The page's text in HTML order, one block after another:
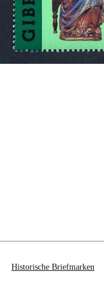
Historische Briefmarken